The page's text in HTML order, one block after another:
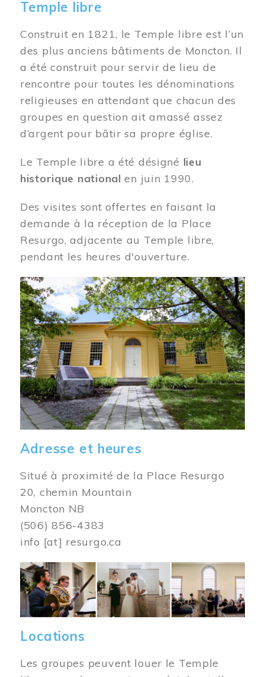
Temple libre
Construit en 1821, le Temple libre est l’un
des plus anciens bâtiments de Moncton. Il
a été construit pour servir de lieu de
rencontre pour toutes les dénominations
religieuses en attendant que chacun des
groupes en question ait amassé assez
d’argent pour bâtir sa propre église.
Le Temple libre a été désigné lieu
historique national en juin 1990.
Des visites sont offertes en faisant la
demande à la réception de la Place
Resurgo, adjacente au Temple libre,
pendant les heures d'ouverture.
Image
Adresse et heures
Situé à proximité de la Place Resurgo
20, chemin Mountain
Moncton NB
(506) 856-4383
info [at] resurgo.ca
Image
Locations
Les groupes peuvent louer le Temple